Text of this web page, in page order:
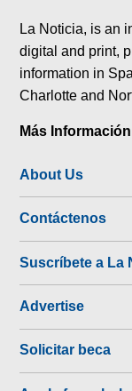
La Noticia, is an
digital and print,
information in
Charlotte and
Más Información
About Us
Contáctenos
Suscríbete a La
Advertise
Solicitar beca